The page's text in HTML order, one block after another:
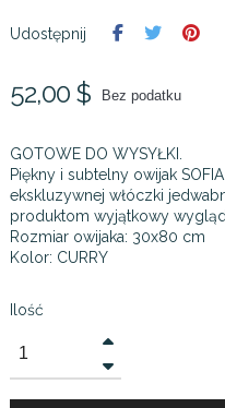
Udostępnij
52,00 $ Bez podatku
GOTOWE DO WYSYŁKI.
Piękny i subtelny owijak
ekskluzywnej włóczki
produktom wyjątkowy wygląd.
Rozmiar owijaka: 30x80 cm
Kolor: CURRY
Ilość